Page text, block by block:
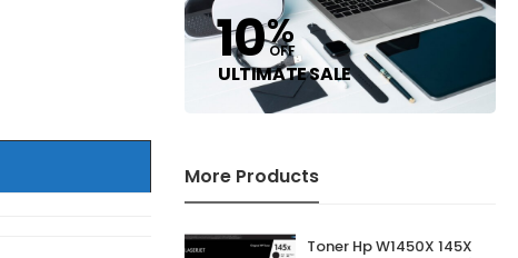
10%
OFF
ULTIMATE SALE
More Products
Toner Hp W1450X 145X